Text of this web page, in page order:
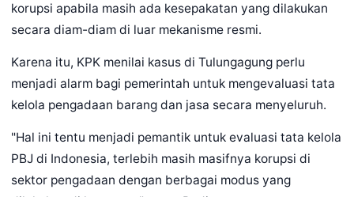
korupsi apabila masih ada kesepakatan yang dilakukan
secara diam-diam di luar mekanisme resmi.
Karena itu, KPK menilai kasus di Tulungagung perlu
menjadi alarm bagi pemerintah untuk mengevaluasi tata
kelola pengadaan barang dan jasa secara menyeluruh.
"Hal ini tentu menjadi pemantik untuk evaluasi tata kelola
PBJ di Indonesia, terlebih masih masifnya korupsi di
sektor pengadaan dengan berbagai modus yang